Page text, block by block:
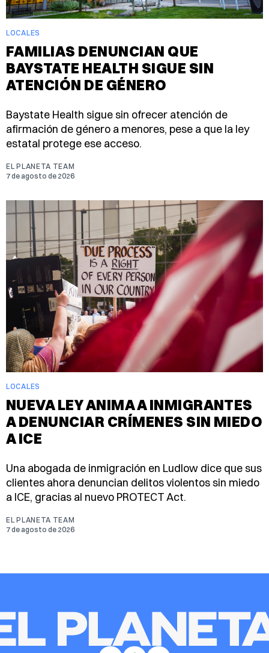
LOCALES
FAMILIAS DENUNCIAN QUE
BAYSTATE HEALTH SIGUE SIN
ATENCIÓN DE GÉNERO
Baystate Health sigue sin ofrecer atención de
afirmación de género a menores, pese a que la ley
estatal protege ese acceso.
EL PLANETA TEAM
7 de agosto de 2026
LOCALES
NUEVA LEY ANIMA A INMIGRANTES
A DENUNCIAR CRÍMENES SIN MIEDO
A ICE
Una abogada de inmigración en Ludlow dice que sus
clientes ahora denuncian delitos violentos sin miedo
a ICE, gracias al nuevo PROTECT Act.
EL PLANETA TEAM
7 de agosto de 2026